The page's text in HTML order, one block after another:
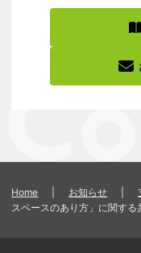
Home お知らせ
スペースのあり方」に関する